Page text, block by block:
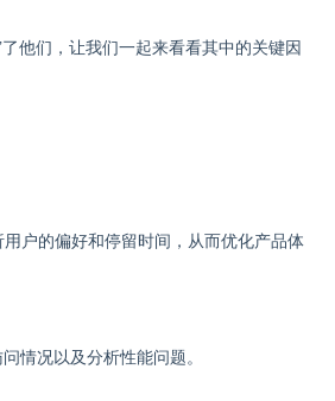
他们，让我们一起来看看其中的关键因
户的偏好和停留时间，从而优化产品体
情况以及分析性能问题。